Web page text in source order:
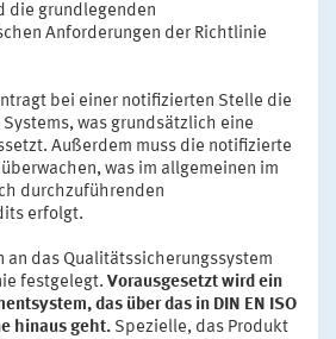
die grundlegenden
Anforderungen der Richtlinie
bei einer notifizierten Stelle die
was grundsätzlich eine
Außerdem muss die notifizierte
was im allgemeinen im
durchzuführenden
erfolgt.
an das Qualitätssicherungssystem
festgelegt. Vorausgesetzt wird ein
das über das in DIN EN ISO
hinaus geht.Spezielle, das Produkt